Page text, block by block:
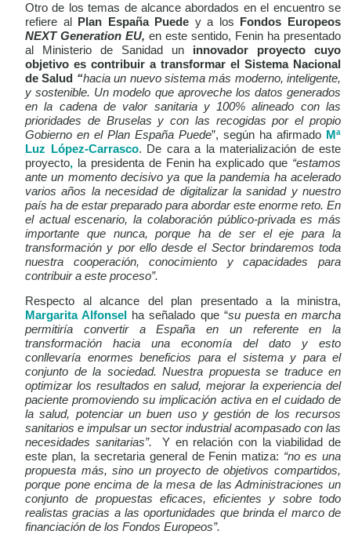
Otro de los temas de alcance abordados en el encuentro se
refiere al
Plan España Puede y a los Fondos Europeos
NEXT Generation EU, en este sentido, Fenin ha presentado
al Ministerio de Sanidad un innovador
proyecto cuyo
objetivo es contribuir a transformar el Sistema Nacional
de Salud “hacia un nuevo sistema más moderno, inteligente,
y sostenible. Un modelo que aproveche los datos generados
en la cadena de valor sanitaria y 100% alineado con las
prioridades de Bruselas y con las recogidas por el propio
Gobierno en el Plan España Puede”, según ha afirmado Mª
Luz López-Carrasco. De cara a la materialización de este
proyecto, la presidenta de Fenin ha explicado que “estamos
ante un momento decisivo ya que la pandemia ha acelerado
varios años la necesidad de digitalizar la sanidad y nuestro
país ha de estar preparado para abordar este enorme reto. En
el actual escenario, la colaboración público-privada es más
importante que nunca, porque ha de ser el eje para la
transformación y por ello desde el Sector brindaremos toda
nuestra cooperación, conocimiento y capacidades para
contribuir a este proceso”.
Respecto al alcance del plan presentado a la ministra,
Margarita Alfonsel
ha señalado que “su puesta en marcha
permitiría convertir a España en un referente en la
transformación hacia una economía del dato y esto
conllevaría enormes beneficios para el sistema y para el
conjunto de la sociedad. Nuestra propuesta se traduce en
optimizar los resultados en salud, mejorar la experiencia del
paciente promoviendo su implicación activa en el cuidado de
la salud, potenciar un buen uso y gestión de los recursos
sanitarios e impulsar un sector industrial acompasado con las
necesidades sanitarias”.
Y en relación con la viabilidad de
este plan, la secretaria general de Fenin matiza: “no es una
propuesta más, sino un proyecto de objetivos compartidos,
porque pone encima de la mesa de las Administraciones un
conjunto de propuestas eficaces, eficientes y sobre todo
realistas gracias a las oportunidades que brinda el marco de
financiación de los Fondos Europeos”.